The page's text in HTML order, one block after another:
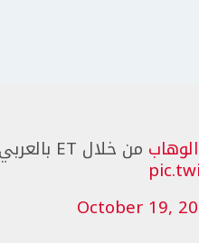
من خلال ET بالعربي؟
October 19,